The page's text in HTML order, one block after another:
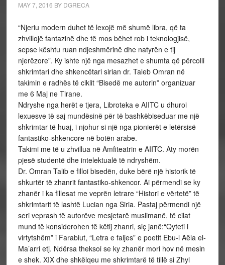
MAY 7, 2016 BY DGRECA
“Njeriu modern duhet të lexojë më shumë libra, që ta
zhvillojë fantazinë dhe të mos bëhet rob i teknologjisë,
sepse kështu ruan ndjeshmërinë dhe natyrën e tij
njerëzore”. Ky ishte një nga mesazhet e shumta që përcolli
shkrimtari dhe shkencëtari sirian dr. Taleb Omran në
takimin e radhës të ciklit “Bisedë me autorin” organizuar
me 6 Maj ne Tirane.
Ndryshe nga herët e tjera, Libroteka e AIITC u dhuroi
lexuesve të saj mundësinë për të bashkëbiseduar me një
shkrimtar të huaj, i njohur si një nga pionierët e letërsisë
fantastiko-shkencore në botën arabe.
Takimi me të u zhvillua në Amfiteatrin e AIITC. Aty morën
pjesë studentë dhe intelektualë të ndryshëm.
Dr. Omran Talib e filloi bisedën, duke bërë një historik të
shkurtër të zhanrit fantastiko-shkencor. Ai përmendi se ky
zhanër i ka fillesat me veprën letrare “Histori e vërtetë” të
shkrimtarit të lashtë Lucian nga Siria. Pastaj përmendi një
seri veprash të autorëve mesjetarë muslimanë, të cilat
mund të konsiderohen të këtij zhanri, siç janë:“Qyteti i
virtytshëm” i Farabiut, “Letra e faljes” e poetit Ebu-l Aëla el-
Ma’arri etj. Ndërsa theksoi se ky zhanër mori hov në mesin
e shek. XIX dhe shkëlqeu me shkrimtarë të tillë si Zhyl